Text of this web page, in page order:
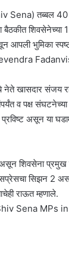
Sena) तब्बल 40
शिवसेनेच्या
आपली भुमिका
Fadanvis)
खासदार संजय
व पक्ष संघटनेच्या
प्रविष्ट असून
असून शिवसेना
सिझन 2
राऊत म्हणाले.
Sena MPs